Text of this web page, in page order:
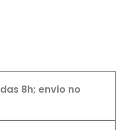
8h; envio no